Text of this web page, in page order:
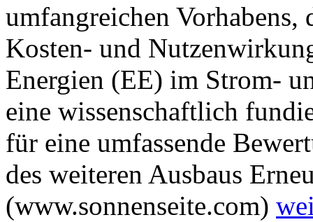
umfangreichen Vorhabens,
Kosten- und
Energien (EE) im Strom-
eine wissenschaftlich
für eine umfassende
des weiteren Ausbaus
(www.sonnenseite.com)